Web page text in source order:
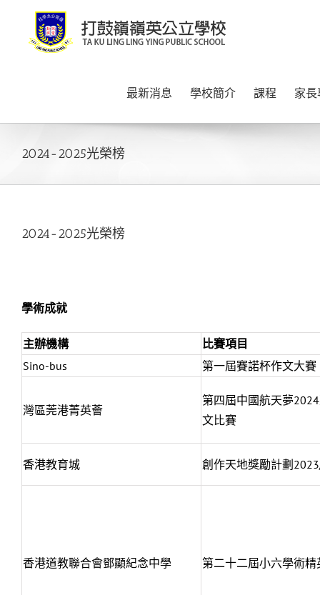
content
最新消息 學校簡介 課程 家
2024-2025光榮榜
2024-2025光榮榜
學術成就
主辦機構
比賽項目
Sino-bus
第一屆賽諾杯作文大賽
灣區莞港菁英薈
第四屆中國航天夢
文比賽
香港教育城 創作天地獎勵計劃
香港道教聯合會鄧顯紀念中學 第二十二屆小六學術精